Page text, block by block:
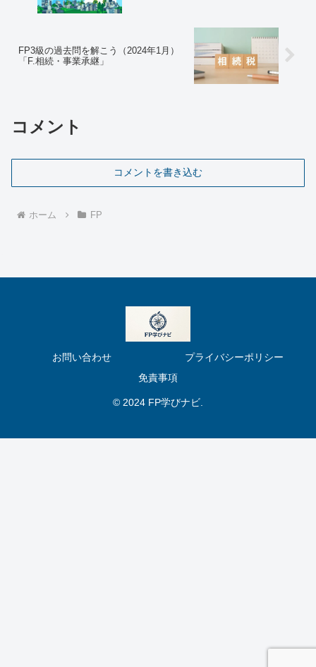
FP3級の過去問を解こう（2024年1月）
「F.相続・事業承継」
コメント
コメントを書き込む
ホーム FP
お問い合わせ
プライバシーポリシー
免責事項
© 2024 FP学びナビ.